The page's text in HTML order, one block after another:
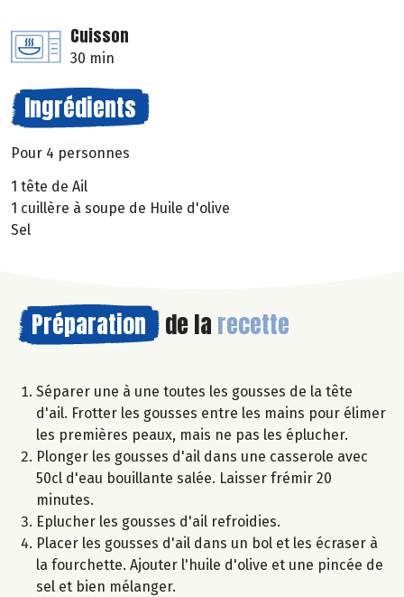
Cuisson
30 min
Ingrédients
Pour 4 personnes
1 tête de Ail
1 cuillère à soupe de Huile d'olive
Sel
Préparation de la recette
Séparer une à une toutes les gousses de la tête
d'ail. Frotter les gousses entre les mains pour élimer
les premières peaux, mais ne pas les éplucher.
Plonger les gousses d'ail dans une casserole avec
50cl d'eau bouillante salée. Laisser frémir 20
minutes.
Eplucher les gousses d'ail refroidies.
Placer les gousses d'ail dans un bol et les écraser à
la fourchette. Ajouter l'huile d'olive et une pincée de
sel et bien mélanger.